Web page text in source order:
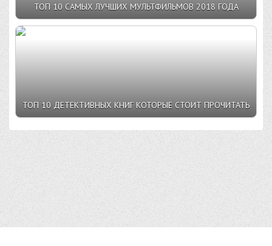
ТОП 10 САМЫХ ЛУЧШИХ МУЛЬТФИЛЬМОВ 2018 ГОДА
ТОП 10 ДЕТЕКТИВНЫХ КНИГ КОТОРЫЕ СТОИТ ПРОЧИТАТЬ